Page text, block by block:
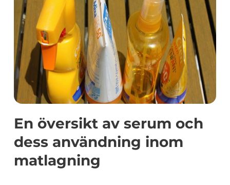
En översikt av serum och
dess användning inom
matlagning